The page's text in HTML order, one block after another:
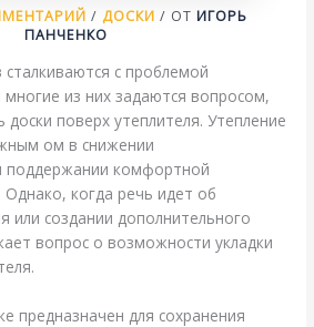
/ ДОСКИ / ОТ ИГОРЬ
ПАНЧЕНКО
с проблемой
многие из них задаются вопросом,
поверх утеплителя. Утепление
ом в снижении
поддержании комфортной
когда речь идет об
или создании дополнительного
вопрос о возможности укладки
предназначен для сохранения